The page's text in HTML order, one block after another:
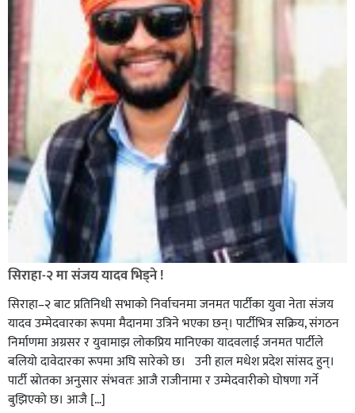
सिराहा-२ मा संजय यादव भिड्ने !
सिराहा–२ बाट प्रतिनिधी सभाको निर्वाचनमा जनमत पार्टीका युवा नेता संजय
यादव उम्मेदवारका रूपमा मैदानमा उत्रिने भएका छन्। पार्टीभित्र सक्रिय, संगठन
निर्माणमा अग्रसर र युवामाझ लोकप्रिय मानिएका यादवलाई जनमत पार्टीले
बलियो दावेदारका रूपमा अघि सारेको छ। उनी हाल मधेश प्रदेश सांसद हुन्।
पार्टी स्रोतका अनुसार संभवतः आजै राजीनामा र उम्मेदवारीको घोषणा गर्ने
बुझिएको छ। आजै […]